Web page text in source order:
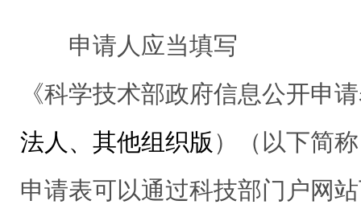
申请人应当填写
《科学技术部政府信息公开申
法人、其他组织版 ）（以下简
申请表可以通过科技部门户网